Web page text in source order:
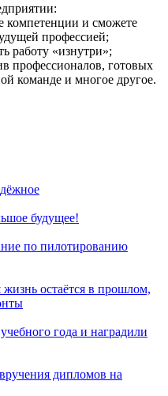
компетенции и сможете
профессией;
работу «изнутри»;
профессионалов, готовых
команде и многое другое.
будущее!
по пилотированию
остаётся в прошлом,
года и наградили
дипломов на